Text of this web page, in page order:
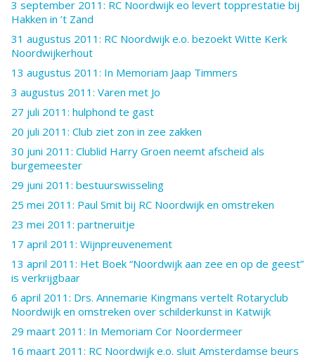
3 september 2011: RC Noordwijk eo levert topprestatie bij
Hakken in ’t Zand
31 augustus 2011: RC Noordwijk e.o. bezoekt Witte Kerk
Noordwijkerhout
13 augustus 2011: In Memoriam Jaap Timmers
3 augustus 2011: Varen met Jo
27 juli 2011: hulphond te gast
20 juli 2011: Club ziet zon in zee zakken
30 juni 2011: Clublid Harry Groen neemt afscheid als
burgemeester
29 juni 2011: bestuurswisseling
25 mei 2011: Paul Smit bij RC Noordwijk en omstreken
23 mei 2011: partneruitje
17 april 2011: Wijnpreuvenement
13 april 2011: Het Boek “Noordwijk aan zee en op de geest”
is verkrijgbaar
6 april 2011: Drs. Annemarie Kingmans vertelt Rotaryclub
Noordwijk en omstreken over schilderkunst in Katwijk
29 maart 2011: In Memoriam Cor Noordermeer
16 maart 2011: RC Noordwijk e.o. sluit Amsterdamse beurs